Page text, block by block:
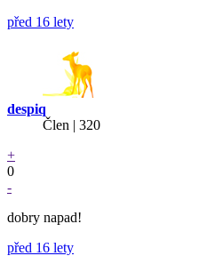
před 16 lety
despiq
Člen | 320
+
0
-
dobry napad!
před 16 lety